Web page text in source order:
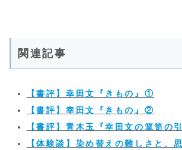
関連記事
【書評】幸田文『きもの』①
【書評】幸田文『きもの』②
【書評】青木玉『幸田文の箪笥の
【体験談】染め替えの難しさと、